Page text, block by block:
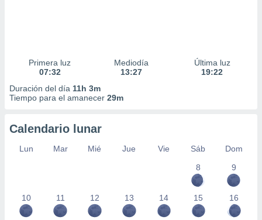
Primera luz
07:32
Mediodía
13:27
Última luz
19:22
Duración del día 11h 3m
Tiempo para el amanecer 29m
Calendario lunar
Lun Mar Mié Jue Vie Sáb
Dom
8
9
10 11 12 13 14 15 16